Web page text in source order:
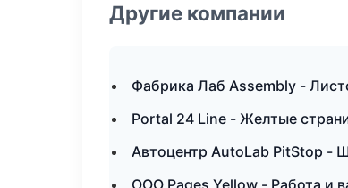
Другие компании
Фабрика Лаб Assembly -
Portal 24 Line - Желтые
Автоцентр AutoLab PitStop -
ООО Pages Yellow - Работа и